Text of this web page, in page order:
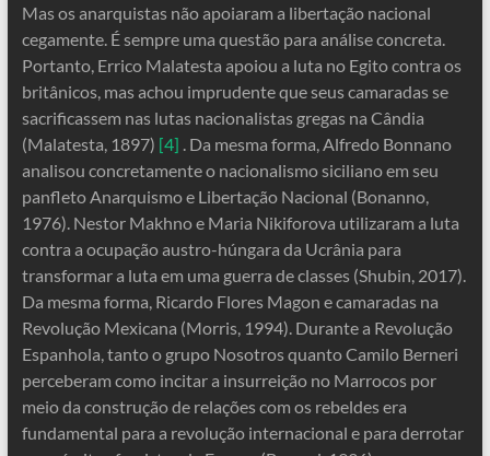
Mas os anarquistas não apoiaram a libertação nacional
cegamente. É sempre uma questão para análise concreta.
Portanto, Errico Malatesta apoiou a luta no Egito contra os
britânicos, mas achou imprudente que seus camaradas se
sacrificassem nas lutas nacionalistas gregas na Cândia
(Malatesta, 1897) [4] . Da mesma forma, Alfredo Bonnano
analisou concretamente o nacionalismo siciliano em seu
panfleto Anarquismo e Libertação Nacional (Bonanno,
1976). Nestor Makhno e Maria Nikiforova utilizaram a luta
contra a ocupação austro-húngara da Ucrânia para
transformar a luta em uma guerra de classes (Shubin, 2017).
Da mesma forma, Ricardo Flores Magon e camaradas na
Revolução Mexicana (Morris, 1994). Durante a Revolução
Espanhola, tanto o grupo Nosotros quanto Camilo Berneri
perceberam como incitar a insurreição no Marrocos por
meio da construção de relações com os rebeldes era
fundamental para a revolução internacional e para derrotar